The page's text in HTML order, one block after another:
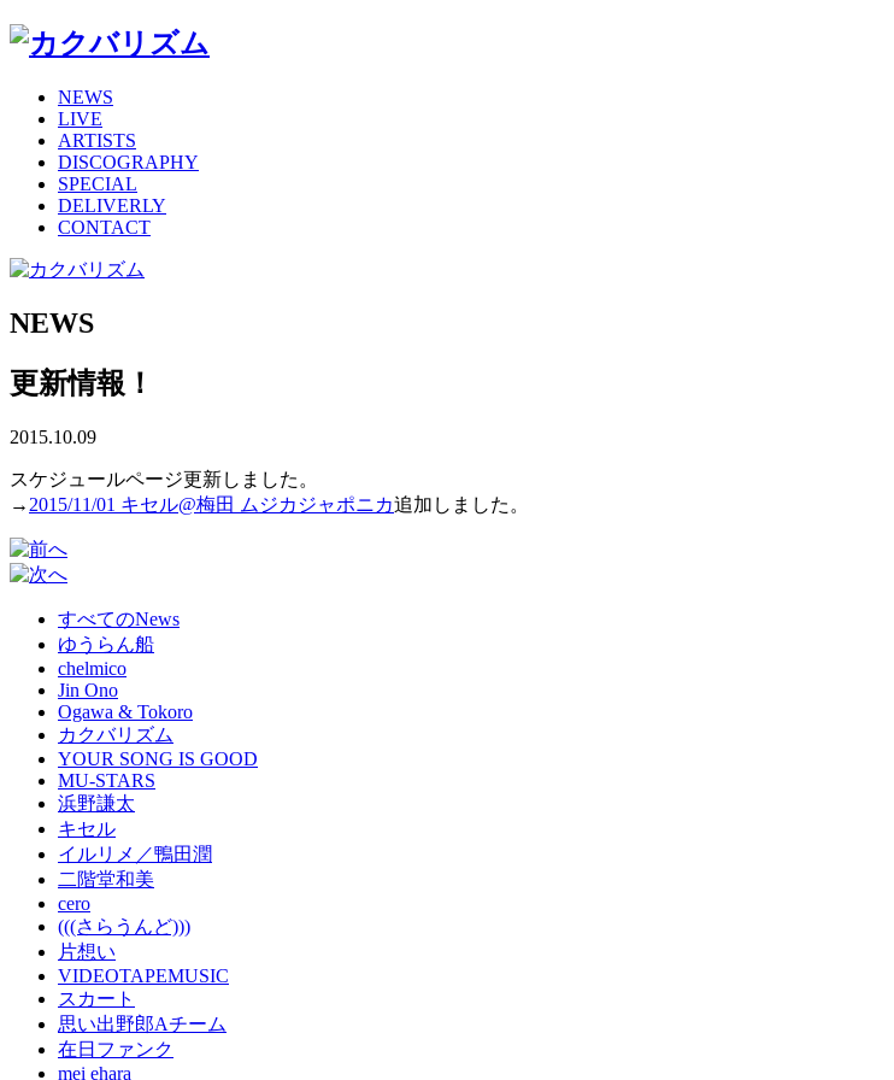
NEWS
LIVE
ARTISTS
DISCOGRAPHY
SPECIAL
DELIVERLY
CONTACT
NEWS
更新情報！
2015.10.09
スケジュールページ更新しました。
→ 2015/11/01 キセル@梅田 ムジカジャポニカ追加しました。
すべてのNews
ゆうらん船
chelmico
Jin Ono
Ogawa & Tokoro
カクバリズム
YOUR SONG IS GOOD
MU-STARS
浜野謙太
キセル
イルリメ／鴨田潤
二階堂和美
cero
(((さらうんど)))
片想い
VIDEOTAPEMUSIC
スカート
思い出野郎Aチーム
在日ファンク
mei ehara